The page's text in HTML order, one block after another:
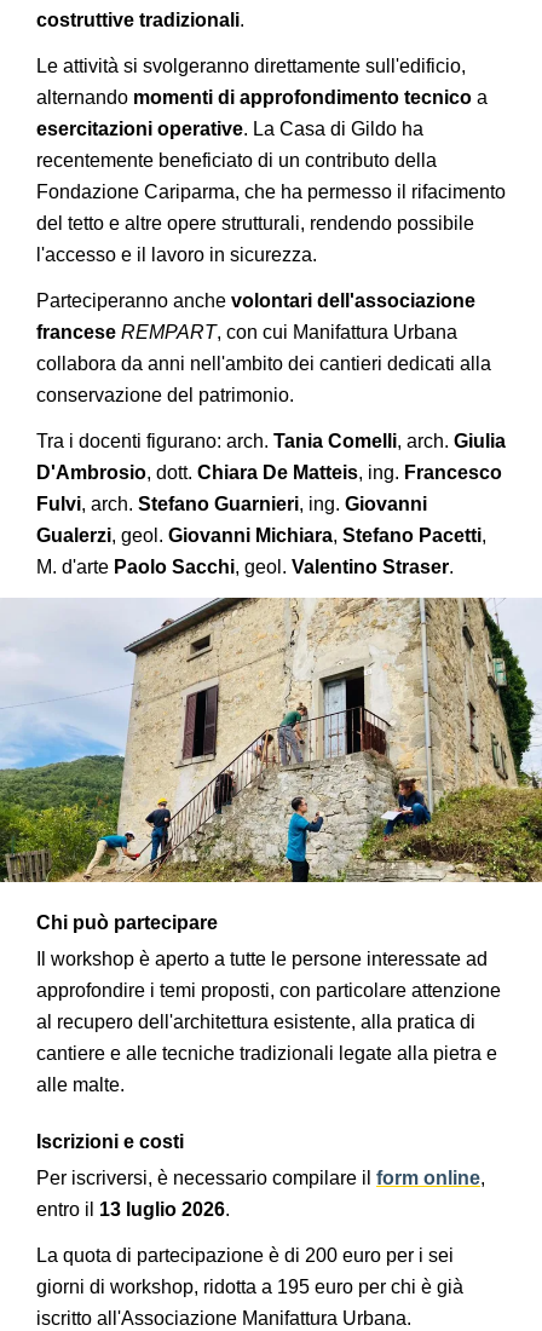
costruttive tradizionali.
Le attività si svolgeranno direttamente sull'edificio,
alternando momenti di approfondimento tecnico a
esercitazioni operative. La Casa di Gildo ha
recentemente beneficiato di un contributo della
Fondazione Cariparma, che ha permesso il rifacimento
del tetto e altre opere strutturali, rendendo possibile
l'accesso e il lavoro in sicurezza.
Parteciperanno anche volontari dell'associazione
francese REMPART, con cui Manifattura Urbana
collabora da anni nell'ambito dei cantieri dedicati alla
conservazione del patrimonio.
Tra i docenti figurano: arch. Tania Comelli, arch. Giulia
D'Ambrosio, dott. Chiara De Matteis, ing. Francesco
Fulvi, arch. Stefano Guarnieri, ing. Giovanni
Gualerzi, geol. Giovanni Michiara, Stefano Pacetti,
M. d'arte Paolo Sacchi, geol. Valentino Straser.
Chi può partecipare
Il workshop è aperto a tutte le persone interessate ad
approfondire i temi proposti, con particolare attenzione
al recupero dell'architettura esistente, alla pratica di
cantiere e alle tecniche tradizionali legate alla pietra e
alle malte.
Iscrizioni e costi
Per iscriversi, è necessario compilare il form online,
entro il 13 luglio 2026.
La quota di partecipazione è di 200 euro per i sei
giorni di workshop, ridotta a 195 euro per chi è già
iscritto all'Associazione Manifattura Urbana.